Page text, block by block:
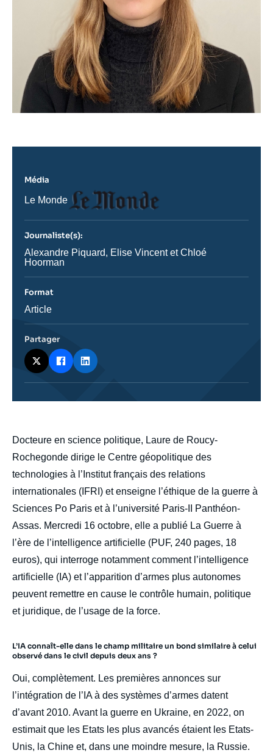
body
Docteure en science politique, Laure de Roucy-
Rochegonde dirige le Centre géopolitique des
technologies à l’Institut français des relations
internationales (IFRI) et enseigne l’éthique de la guerre à
Sciences Po Paris et à l’université Paris-II Panthéon-
Assas. Mercredi 16 octobre, elle a publié La Guerre à
l’ère de l’intelligence artificielle (PUF, 240 pages, 18
euros), qui interroge notamment comment l’intelligence
artificielle (IA) et l’apparition d’armes plus autonomes
peuvent remettre en cause le contrôle humain, politique
et juridique, de l’usage de la force.
L’IA connaît-elle dans le champ militaire un bond similaire à celui
observé dans le civil depuis deux ans ?
Oui, complètement. Les premières annonces sur
l’intégration de l’IA à des systèmes d’armes datent
d’avant 2010. Avant la guerre en Ukraine, en 2022, on
estimait que les Etats les plus avancés étaient les Etats-
Unis, la Chine et, dans une moindre mesure, la Russie.
Média
Nom
journal,
ou
émission
Le Monde
Logo
Journaliste(s):
Journaliste
Alexandre Piquard, Elise Vincent et Chloé
Hoorman
Format
Catégorie
Article
Partager